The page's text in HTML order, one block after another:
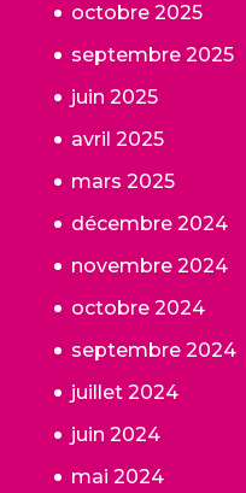
octobre 2025
septembre 2025
juin 2025
avril 2025
mars 2025
décembre 2024
novembre 2024
octobre 2024
septembre 2024
juillet 2024
juin 2024
mai 2024